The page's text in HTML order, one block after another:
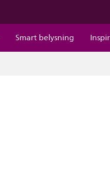
Smart belysning